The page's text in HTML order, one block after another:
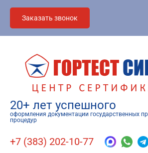
Заказать звонок
20+ лет успешного
оформления документации государственных
процедур
+7 (383) 202-10-77